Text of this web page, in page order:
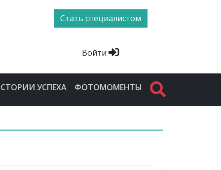
Стать специалистом
Войти
УСПЕХА ФОТОМОМЕНТЫ